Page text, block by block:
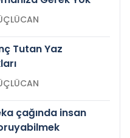
GÜÇLÜCAN
Tutan Yaz
GÜÇLÜCAN
çağında insan